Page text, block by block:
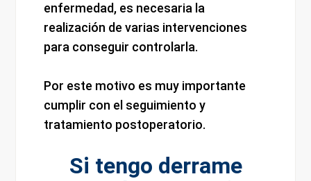
enfermedad, es necesaria la
realización de varias intervenciones
para conseguir controlarla.
Por este motivo es muy importante
cumplir con el seguimiento y
tratamiento postoperatorio.
Si tengo derrame